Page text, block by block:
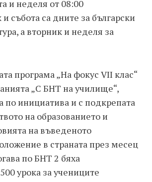
и неделя от 08:00
събота са дните за български
а вторник и неделя за
програма „На фокус VII клас“
„С БНТ на училище“,
по инициатива и с подкрепата
на образованието и
на въведеното
в страната през месец
по БНТ 2 бяха
урока за учениците